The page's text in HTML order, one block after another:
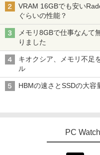
VRAM 16GBでも安い
ぐらいの性能？
メモリ8GBで仕事なん
りました
キオクシア、メモリ不足
ル
HBMの速さとSSDの大容
PC